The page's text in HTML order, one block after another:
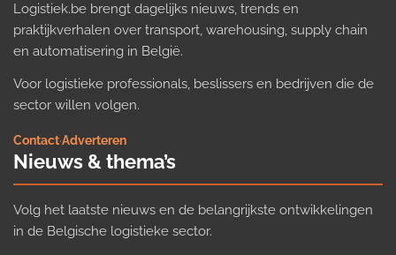
Logistiek.be brengt dagelijks nieuws, trends en
praktijkverhalen over transport, warehousing, supply chain
en automatisering in België.
Voor logistieke professionals, beslissers en bedrijven die de
sector willen volgen.
Contact·Adverteren
Nieuws & thema’s
Volg het laatste nieuws en de belangrijkste ontwikkelingen
in de Belgische logistieke sector.